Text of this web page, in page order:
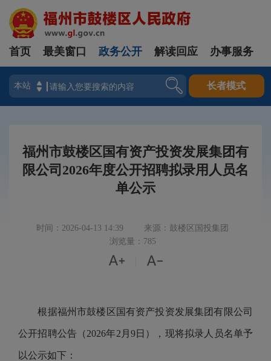
登录
首页 最美窗口 政务公开 解读回应 办事服务
长者模式
福州市鼓楼区国有资产投资发展集团有
限公司2026年度公开招聘拟录用人员名
单公示
时间：2026-04-13 14:39
来源：鼓楼区国投集团
浏览量：785
 
根据福州市鼓楼区国有资产投资发展集团有限公司
公开招聘公告（2026年2 月 9日），现将拟录人员名单予
以公示如下：